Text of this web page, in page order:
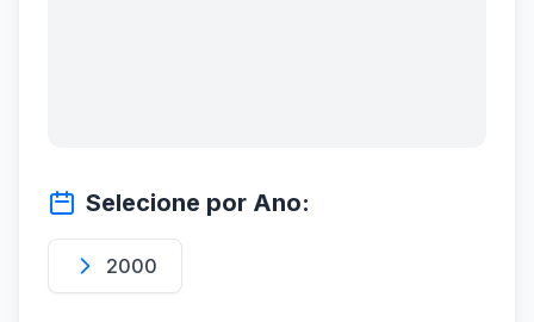
Selecione por Ano:
2000